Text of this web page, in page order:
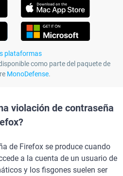
plataformas
como parte del paquete de
MonoDefense.
violación de contraseña
de Firefox se produce cuando
a la cuenta de un usuario de
y los fisgones suelen ser